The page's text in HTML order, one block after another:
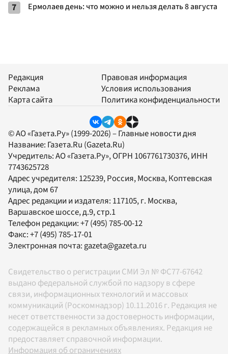
7 Ермолаев день: что можно и нельзя делать 8 августа
Редакция
Реклама
Карта сайта
Правовая информация
Условия использования
Политика конфиденциальности
© АО «Газета.Ру» (1999-2026) – Главные новости дня
Название: Газета.Ru (Gazeta.Ru)
Учредитель:АО «Газета.Ру», ОГРН 1067761730376, ИНН
7743625728
Адрес учредителя: 125239, Россия, Москва, Коптевская
улица, дом 67
Адрес редакции и издателя: 117105, г. Москва,
Варшавское шоссе, д.9, стр.1
Телефон редакции:+7 (495) 785-00-12
Факс:+7 (495) 785-17-01
Электронная почта:gazeta@gazeta.ru
Свидетельство о регистрации СМИ Эл № ФС77-67642
выдано федеральной службой по надзору в сфере
связи, информационных технологий и массовых
коммуникаций (Роскомнадзор) 10.11.2016 г. Редакция не
несет ответственности за достоверность информации,
содержащейся в рекламных объявлениях. Редакция не
предоставляет справочной информации.
Информация об ограничениях